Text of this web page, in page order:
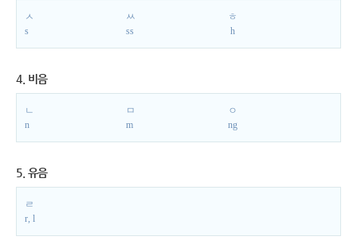
ㅅ
s
ㅆ
ss
ㅎ
h
4. 비음
ㄴ
n
ㅁ
m
ㅇ
ng
5. 유음
ㄹ
r, l